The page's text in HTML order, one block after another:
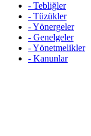
- Tebliğler
- Tüzükler
- Yönergeler
- Genelgeler
- Yönetmelikler
- Kanunlar